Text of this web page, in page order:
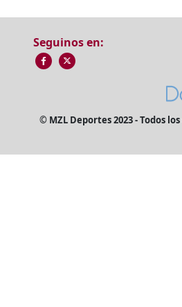
Seguinos en:
© MZL Deportes 2023 - Todos